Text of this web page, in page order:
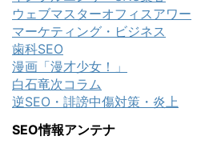
ウェブマスターオフィスアワー
マーケティング・ビジネス
歯科SEO
漫画「漫才少女！」
白石竜次コラム
逆SEO・誹謗中傷対策・炎上
SEO情報アンテナ